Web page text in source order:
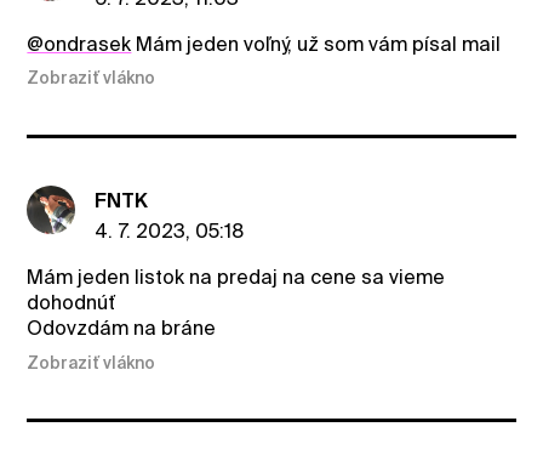
@ondrasek Mám jeden voľný, už som vám písal mail
Zobraziť vlákno
FNTK
4. 7. 2023, 05:18
Mám jeden listok na predaj na cene sa vieme
dohodnúť
Odovzdám na bráne
Zobraziť vlákno